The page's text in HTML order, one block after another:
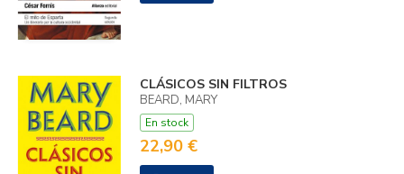
CLÁSICOS SIN FILTROS
BEARD, MARY
En stock
22,90 €